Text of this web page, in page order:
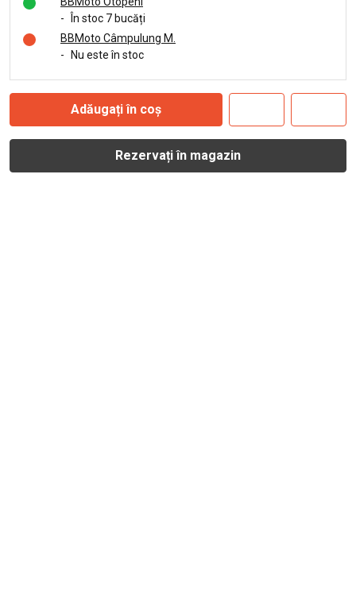
-
În stoc 7 bucăți
BBMoto Câmpulung M.
-
Nu este în stoc
Adăugați în coș
Rezervați în magazin